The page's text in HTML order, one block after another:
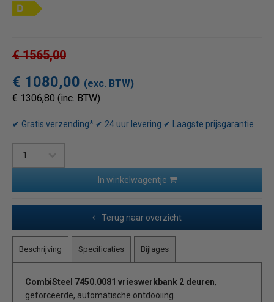
€ 1565,00
€ 1080,00 (exc. BTW)
€ 1306,80 (inc. BTW)
✔ Gratis verzending* ✔ 24 uur levering ✔ Laagste prijsgarantie
In winkelwagentje
Terug naar overzicht
Beschrijving Specificaties Bijlages
CombiSteel 7450.0081 vrieswerkbank 2 deuren,
geforceerde, automatische ontdooiing.